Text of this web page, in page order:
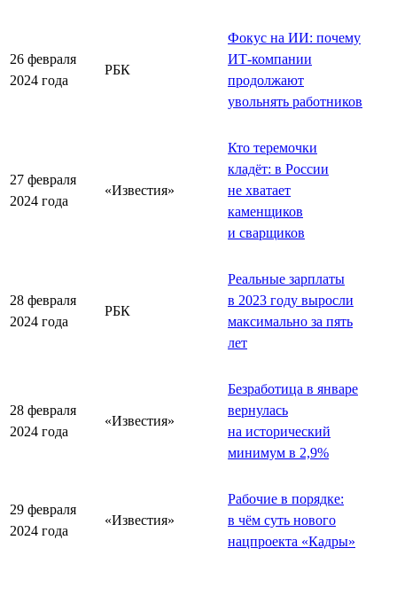
26 февраля
2024 года
РБК
Фокус на ИИ: почему
ИТ-компании
продолжают
увольнять работников
27 февраля
2024 года
«Известия»
Кто теремочки
кладёт: в России
не хватает
каменщиков
и сварщиков
28 февраля
2024 года
РБК
Реальные зарплаты
в 2023 году выросли
максимально за пять
лет
28 февраля
2024 года
«Известия»
Безработица в январе
вернулась
на исторический
минимум в 2,9%
29 февраля
2024 года
«Известия»
Рабочие в порядке:
в чём суть нового
нацпроекта «Кадры»